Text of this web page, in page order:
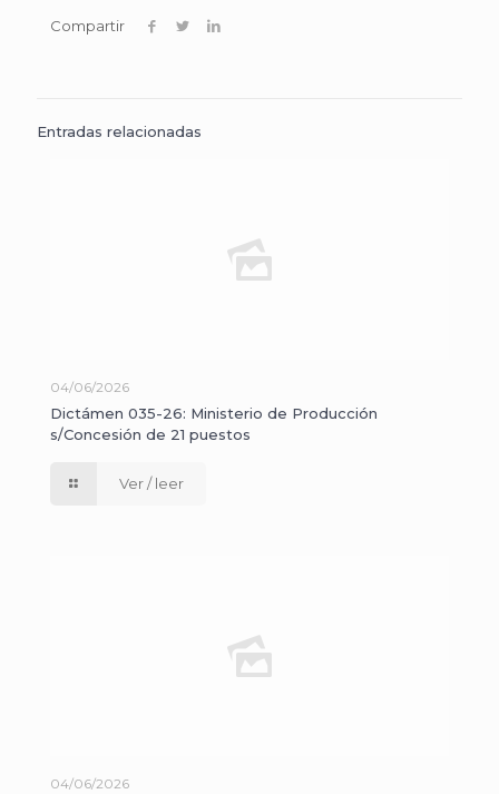
Compartir
Entradas relacionadas
04/06/2026
Dictámen 035-26: Ministerio de Producción
s/Concesión de 21 puestos
Ver / leer
04/06/2026